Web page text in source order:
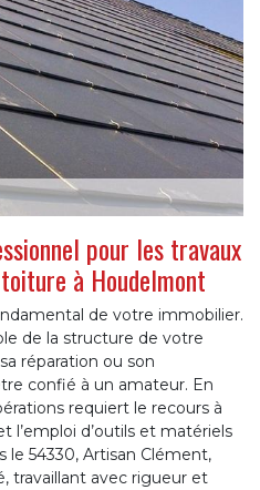
pour les travaux
à Houdelmont
de votre immobilier.
de la structure de votre
réparation ou son
confié à un amateur. En
requiert le recours à
l’emploi d’outils et matériels
le 54330, Artisan Clément,
travaillant avec rigueur et